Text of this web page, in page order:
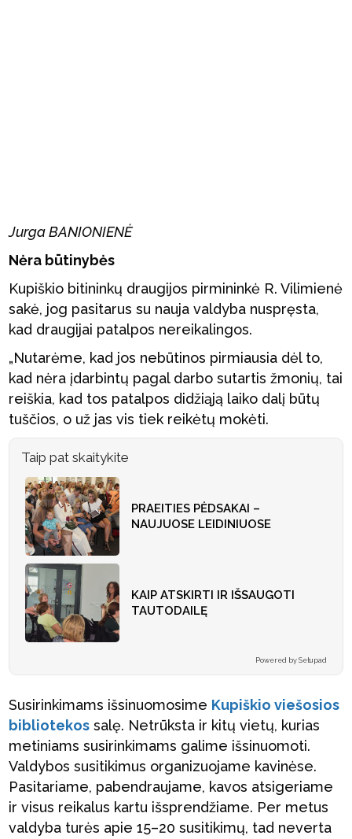
Jurga BANIONIENĖ
Nėra būtinybės
Kupiškio bitininkų draugijos pirmininkė R. Vilimienė
sakė, jog pasitarus su nauja valdyba nuspręsta,
kad draugijai patalpos nereikalingos.
„Nutarėme, kad jos nebūtinos pirmiausia dėl to,
kad nėra įdarbintų pagal darbo sutartis žmonių, tai
reiškia, kad tos patalpos didžiąją laiko dalį būtų
tuščios, o už jas vis tiek reikėtų mokėti.
Taip pat skaitykite
PRAEITIES PĖDSAKAI –
NAUJUOSE LEIDINIUOSE
KAIP ATSKIRTI IR IŠSAUGOTI
TAUTODAILĘ
Powered by Setupad
Susirinkimams išsinuomosime Kupiškio viešosios
bibliotekos salę. Netrūksta ir kitų vietų, kurias
metiniams susirinkimams galime išsinuomoti.
Valdybos susitikimus organizuojame kavinėse.
Pasitariame, pabendraujame, kavos atsigeriame
ir visus reikalus kartu išsprendžiame. Per metus
valdyba turės apie 15–20 susitikimų, tad neverta